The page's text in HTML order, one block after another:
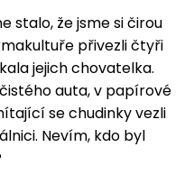
stalo, že jsme si čirou
přivezli čtyři
jejich chovatelka.
auta, v papírové
se chudinky vezli
Nevím, kdo byl